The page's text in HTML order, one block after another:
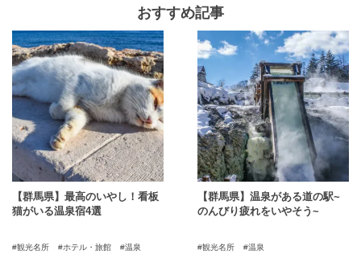
めています。おすすめ記事
【群馬県】最高のいやし！看板
猫がいる温泉宿4選
観光名所 ホテル・旅館 温泉
【群馬県】温泉がある道の駅~
のんびり疲れをいやそう~
観光名所 温泉